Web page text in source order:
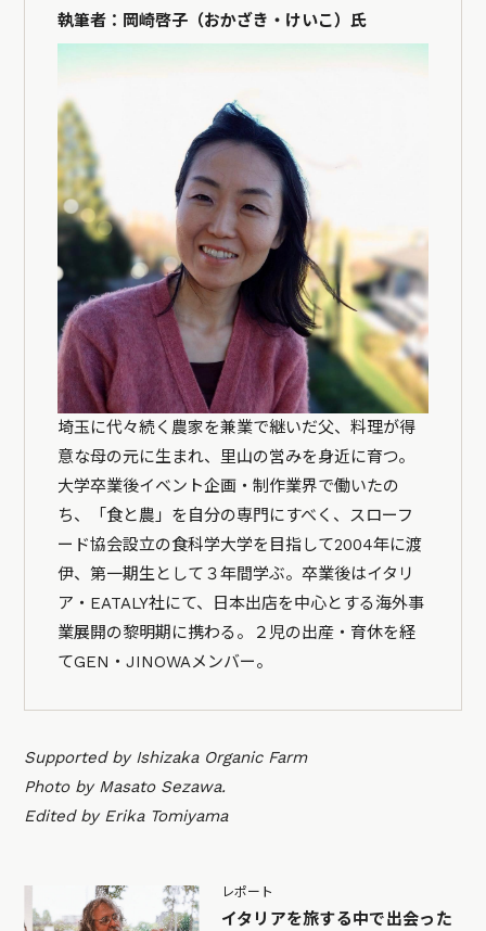
執筆者：岡崎啓子（おかざき・けいこ）氏
埼玉に代々続く農家を兼業で継いだ父、料理が得
意な母の元に生まれ、里山の営みを身近に育つ。
大学卒業後イベント企画・制作業界で働いたの
ち、「食と農」を自分の専門にすべく、スローフ
ード協会設立の食科学大学を目指して2004年に渡
伊、第一期生として３年間学ぶ。卒業後はイタリ
ア・EATALY社にて、日本出店を中心とする海外事
業展開の黎明期に携わる。２児の出産・育休を経
てGEN・JINOWAメンバー。
Supported by Ishizaka Organic Farm
Photo by Masato Sezawa.
Edited by Erika Tomiyama
レポート
イタリアを旅する中で出会った